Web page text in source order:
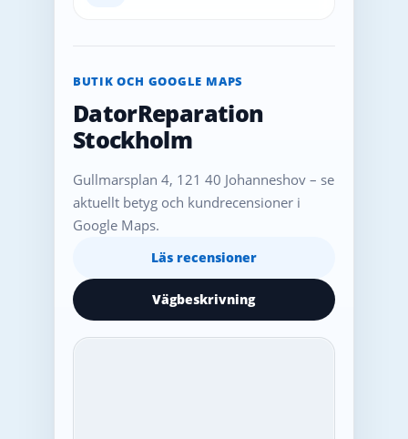
BUTIK OCH GOOGLE MAPS
DatorReparation
Stockholm
Gullmarsplan 4, 121 40 Johanneshov – se
aktuellt betyg och kundrecensioner i
Google Maps.
Läs recensioner
Vägbeskrivning